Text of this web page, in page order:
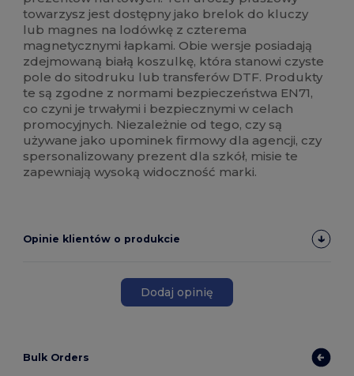
towarzysz jest dostępny jako brelok do kluczy
lub magnes na lodówkę z czterema
magnetycznymi łapkami. Obie wersje posiadają
zdejmowaną białą koszulkę, która stanowi czyste
pole do sitodruku lub transferów DTF. Produkty
te są zgodne z normami bezpieczeństwa EN71,
co czyni je trwałymi i bezpiecznymi w celach
promocyjnych. Niezależnie od tego, czy są
używane jako upominek firmowy dla agencji, czy
spersonalizowany prezent dla szkół, misie te
zapewniają wysoką widoczność marki.
Opinie klientów o produkcie
Dodaj opinię
Bulk Orders